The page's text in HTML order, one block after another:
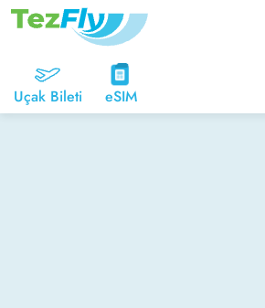
Uçak Bileti eSIM